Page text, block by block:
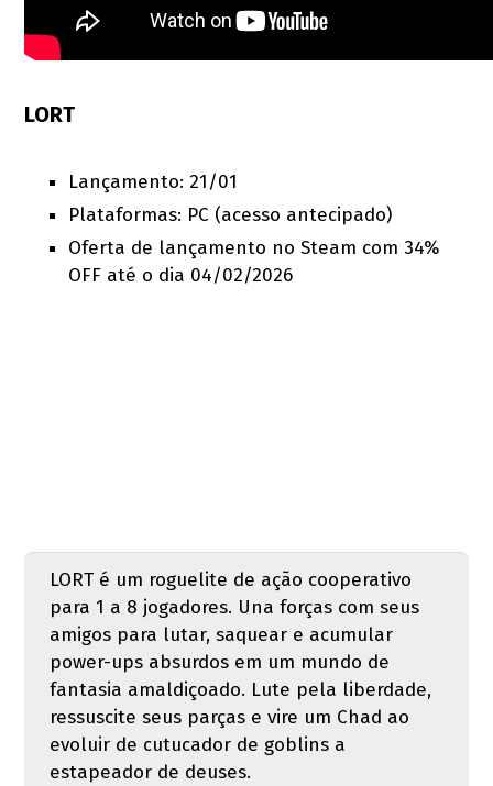
LORT
Lançamento: 21/01
Plataformas: PC (acesso antecipado)
Oferta de lançamento no Steam com 34%
OFF até o dia 04/02/2026
LORT é um roguelite de ação cooperativo
para 1 a 8 jogadores. Una forças com seus
amigos para lutar, saquear e acumular
power-ups absurdos em um mundo de
fantasia amaldiçoado. Lute pela liberdade,
ressuscite seus parças e vire um Chad ao
evoluir de cutucador de goblins a
estapeador de deuses.